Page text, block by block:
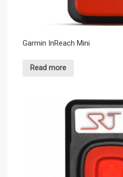
Garmin InReach Mini
Read more